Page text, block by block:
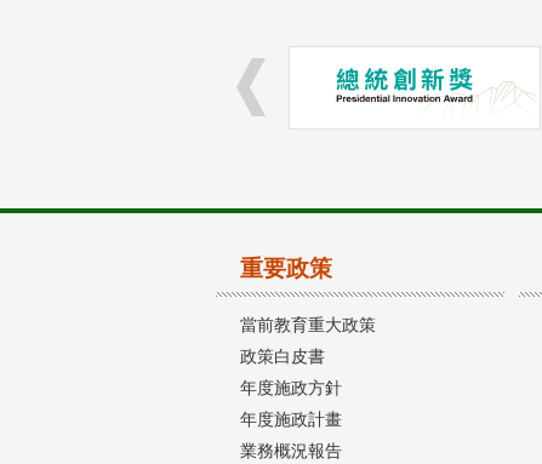
重要政策
當前教育重大政策
政策白皮書
年度施政方針
年度施政計畫
業務概況報告